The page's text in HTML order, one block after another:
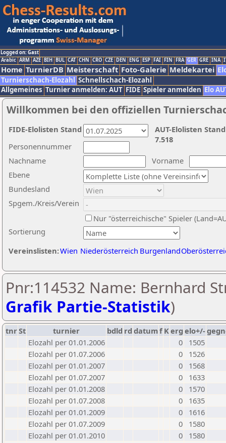
Logged on: Gast
Arabic ARM AZE BIH BUL CAT CHN CRO CZE DEN ENG ESP FAI FIN FRA GER GRE INA
Home TurnierDB Meisterschaft Foto-Galerie Meldekartei
Turnierschach-Elozahl Schnellschach-Elozahl
Allgemeines Turnier anmelden: AUT FIDE Spieler anmelden Elo
Willkommen bei den offiziellen
Nachname
Vorname
Ebene
Sortierung
Personennummer
Bundesland
Spgem./Kreis/Verein
Nur "österreichische" Spieler
Vereinslisten:Wien Niederösterreich Burgenland
AUT-Elolisten
7.518
FIDE-Elolisten Stand
Pnr:114532 Name: Bernhard
Grafik Partie-Statistik)
tnrSt turnier bdld rd datumf Kerg elo+/-
Elozahl per 01.01.2006
0
1505
Elozahl per 01.07.2006
0
1526
Elozahl per 01.01.2007
0
1568
Elozahl per 01.07.2007
0
1633
Elozahl per 01.01.2008
0
1570
Elozahl per 01.07.2008
0
1635
Elozahl per 01.01.2009
0
1616
Elozahl per 01.07.2009
0
1580
Elozahl per 01.01.2010
0
1580